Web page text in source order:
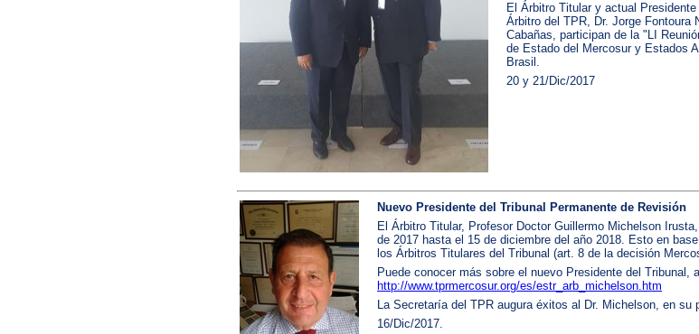
El Árbitro Titular y actual
Árbitro del TPR, Dr. Jorge Fontoura
Cabañas, participan de la "LI
de Estado del Mercosur y Estados
Brasil.
20 y 21/Dic/2017
Nuevo Presidente del Tribunal Permanente de Revisión
El Árbitro Titular, Profesor Doctor Guillermo Michelson
de 2017 hasta el 15 de diciembre del año 2018. Esto en
los Árbitros Titulares del Tribunal (art. 8 de la decisión
Puede conocer más sobre el nuevo Presidente del Tribunal,
http://www.tprmercosur.org/es/estr_arb_michelson.htm
La Secretaría del TPR augura éxitos al Dr. Michelson, en
16/Dic/2017.